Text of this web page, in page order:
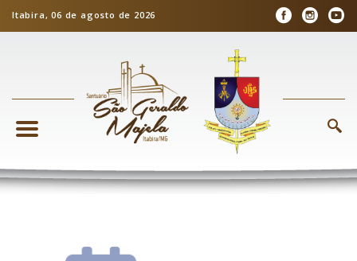
Itabira, 06 de agosto de 2026